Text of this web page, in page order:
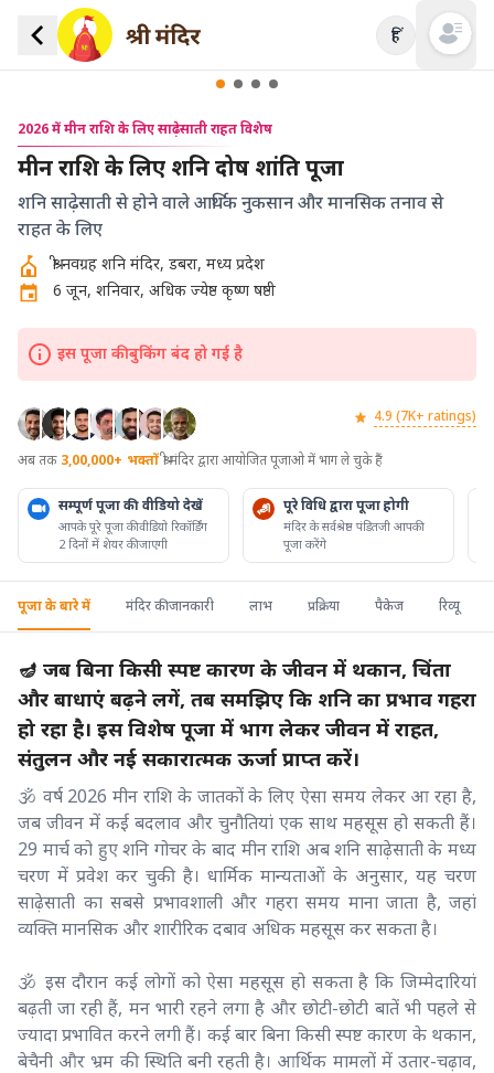
हिं Open
2026 में मीन राशि के लिए साढ़ेसाती राहत विशेष
मीन राशि के लिए शनि दोष शांति पूजा
शनि साढ़ेसाती से होने वाले आर्थिक नुकसान और मानसिक तनाव से
राहत के लिए
श्री नवग्रह शनि मंदिर, डबरा, मध्य प्रदेश
6 जून, शनिवार, अधिक ज्येष्ठ कृष्ण षष्ठी
इस पूजा की बुकिंग बंद हो गई है
4.9 (7K+ ratings)
अब तक 3,00,000+ भक्तों श्री मंदिर द्वारा आयोजित पूजाओ में भाग ले चुके हैं
सम्पूर्ण पूजा की वीडियो देखें
आपके पूरे पूजा की वीडियो रिकॉर्डिंग
2 दिनों में शेयर की जाएगी
पूरे विधि द्वारा पूजा होगी
मंदिर के सर्वश्रेष्ठ पंडितजी आपकी
पूजा करेंगे
पूजा के बारे में मंदिर की जानकारी लाभ प्रक्रिया पैकेज रिव्यू
🪔 जब बिना किसी स्पष्ट कारण के जीवन में थकान, चिंता
और बाधाएं बढ़ने लगें, तब समझिए कि शनि का प्रभाव गहरा
हो रहा है। इस विशेष पूजा में भाग लेकर जीवन में राहत,
संतुलन और नई सकारात्मक ऊर्जा प्राप्त करें।
🕉️ वर्ष 2026 मीन राशि के जातकों के लिए ऐसा समय लेकर आ रहा है,
जब जीवन में कई बदलाव और चुनौतियां एक साथ महसूस हो सकती हैं।
29 मार्च को हुए शनि गोचर के बाद मीन राशि अब शनि साढ़ेसाती के मध्य
चरण में प्रवेश कर चुकी है। धार्मिक मान्यताओं के अनुसार, यह चरण
साढ़ेसाती का सबसे प्रभावशाली और गहरा समय माना जाता है, जहां
व्यक्ति मानसिक और शारीरिक दबाव अधिक महसूस कर सकता है।
🕉️ इस दौरान कई लोगों को ऐसा महसूस हो सकता है कि जिम्मेदारियां
बढ़ती जा रही हैं, मन भारी रहने लगा है और छोटी-छोटी बातें भी पहले से
ज्यादा प्रभावित करने लगी हैं। कई बार बिना किसी स्पष्ट कारण के थकान,
बेचैनी और भ्रम की स्थिति बनी रहती है। आर्थिक मामलों में उतार-चढ़ाव,